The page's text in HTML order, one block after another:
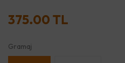
375.00 TL
Gramaj